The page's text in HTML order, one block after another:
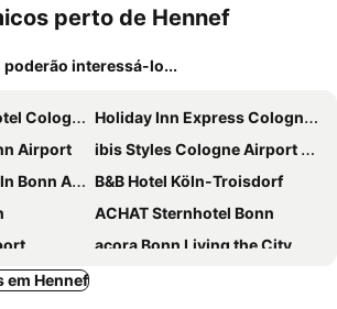
mento
perto de Hennef
poderão interessá-lo...
Bonn Airport
Holiday Inn Express Cologne - Troisdorf By Ihg
Airport
ibis Styles Cologne Airport Troisdorf
Airport
B&B Hotel Köln-Troisdorf
ACHAT Sternhotel Bonn
acora Bonn Living the City
em Hennef